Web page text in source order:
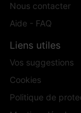
Nous contacter
Aide - FAQ
Liens utiles
Vos suggestions
Cookies
Politique de